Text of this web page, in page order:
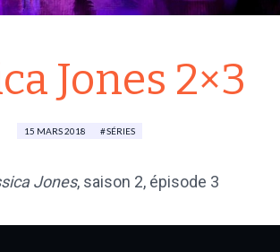
Jones 2×3
15 MARS 2018 SÉRIES
Jones, saison 2, épisode 3